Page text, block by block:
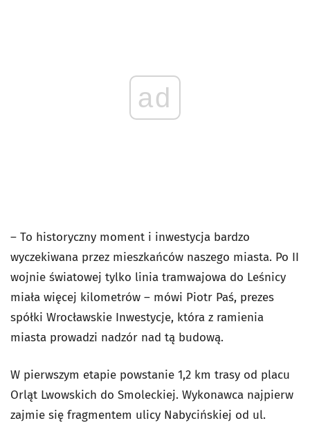
ad
– To historyczny moment i inwestycja bardzo
wyczekiwana przez mieszkańców naszego miasta. Po II
wojnie światowej tylko linia tramwajowa do Leśnicy
miała więcej kilometrów – mówi Piotr Paś, prezes
spółki Wrocławskie Inwestycje, która z ramienia
miasta prowadzi nadzór nad tą budową.
W pierwszym etapie powstanie 1,2 km trasy od placu
Orląt Lwowskich do Smoleckiej. Wykonawca najpierw
zajmie się fragmentem ulicy Nabycińskiej od ul.